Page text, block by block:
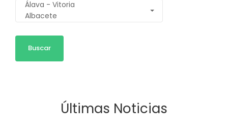
Últimas Noticias